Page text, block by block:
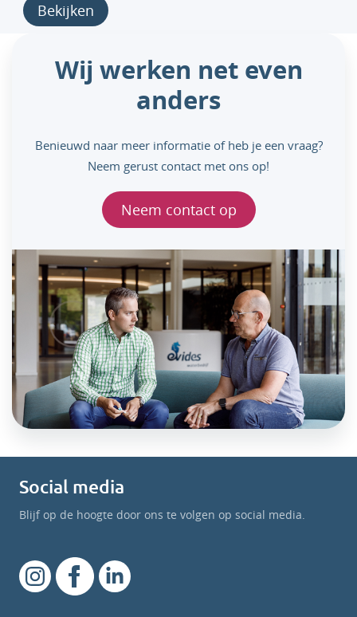
Bekijken
Wij werken net even
anders
Benieuwd naar meer informatie of heb je een vraag?
Neem gerust contact met ons op!
Neem contact op
Social media
Blijf op de hoogte door ons te volgen op social media.